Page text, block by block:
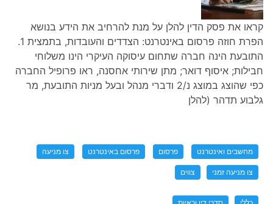
קראו את פסק הדין להלן על מנת להרחיב את הידע בנושא
הפרת חוזה פרסום באינטרנט: הצדדים והעובדות, בתמצית 1.
התובעת הינה חברה שתחום עיסוקה העיקרי הינו משלוחי
חבילות; איסוף דואר; מתן שירותי אחסנה, ראו פרופיל החברה
כפי שהוצג במוצג נ/2 ודברי מנהל ובעל מניות התובעת, מר
גלבוע תדהר (להלן
מחשבים ואינטרנט פרסום פרסום באינטרנט צו מניעה
צו מניעה זמני צווים